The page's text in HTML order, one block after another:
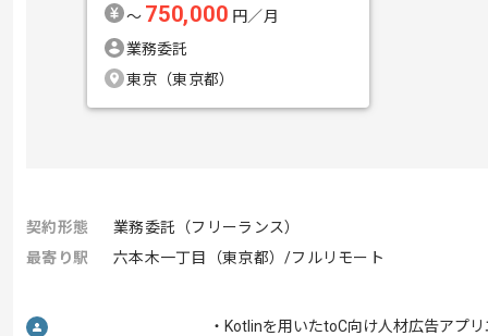
〜 750,000 円／月
業務委託
東京（東京都）
契約形態
業務委託（フリーランス）
最寄り駅
六本木一丁目（東京都）/フルリモート
・Kotlinを用いたtoC向け人材広告アプ